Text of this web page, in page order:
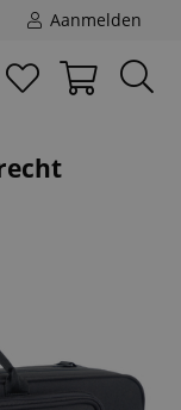
Aanmelden